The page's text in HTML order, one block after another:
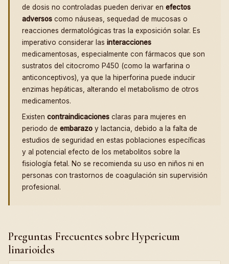
de dosis no controladas pueden derivar en efectos
adversos como náuseas, sequedad de mucosas o
reacciones dermatológicas tras la exposición solar. Es
imperativo considerar las interacciones
medicamentosas, especialmente con fármacos que son
sustratos del citocromo P450 (como la warfarina o
anticonceptivos), ya que la hiperforina puede inducir
enzimas hepáticas, alterando el metabolismo de otros
medicamentos.
Existen contraindicaciones claras para mujeres en
periodo de embarazo y lactancia, debido a la falta de
estudios de seguridad en estas poblaciones específicas
y al potencial efecto de los metabolitos sobre la
fisiología fetal. No se recomienda su uso en niños ni en
personas con trastornos de coagulación sin supervisión
profesional.
Preguntas Frecuentes sobre Hypericum
linarioides